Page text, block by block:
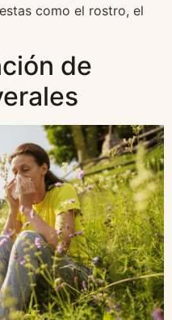
como el rostro, el
de